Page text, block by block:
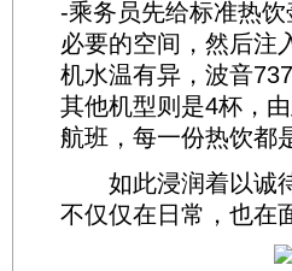
-乘务员先给标准热
必要的空间，然后注
机水温有异，波音
其他机型则是4杯，
航班，每一份热饮都
如此浸润着以诚待
不仅仅在日常，也在